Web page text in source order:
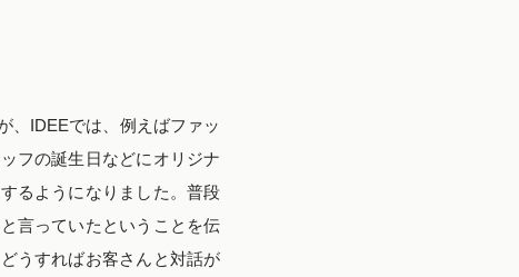
、IDEEでは、例えばファッ
フの誕生日などにオリジナ
るようになりました。普段
言っていたということを伝
うすればお客さんと対話が